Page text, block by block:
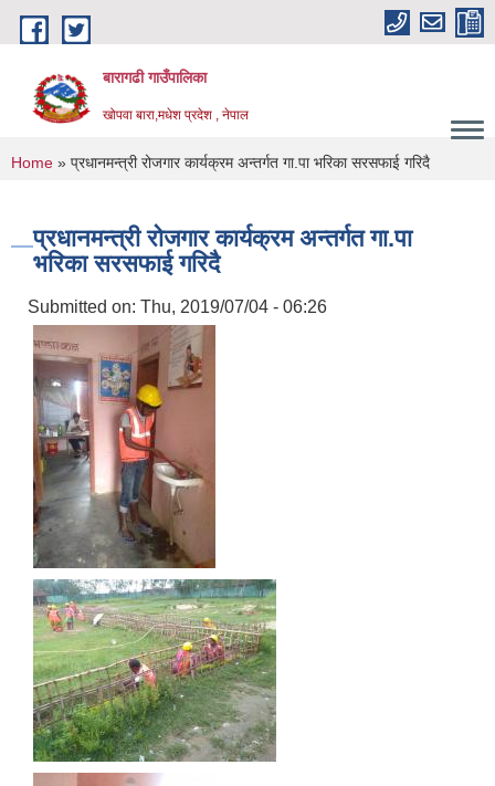
Skip to main content
बारागढी गाउँपालिका
खोपवा बारा,मधेश प्रदेश , नेपाल
You are here
Home » प्रधानमन्त्री रोजगार कार्यक्रम अन्तर्गत गा.पा भरिका सरसफाई गरिदै
प्रधानमन्त्री रोजगार कार्यक्रम अन्तर्गत गा.पा
भरिका सरसफाई गरिदै
Submitted on: Thu, 2019/07/04 - 06:26